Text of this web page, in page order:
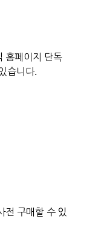
홈페이지 단독
습니다.
전 구매할 수 있